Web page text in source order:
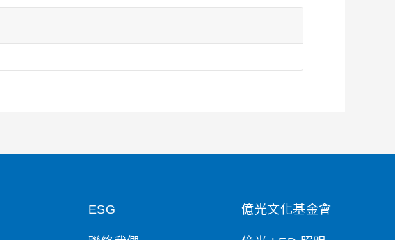
ESG 億光文化基金會